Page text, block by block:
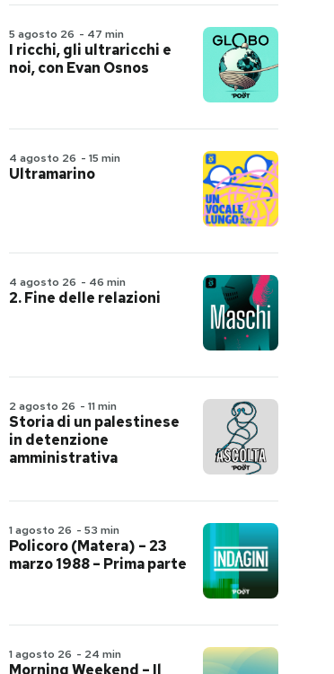
5 agosto 26 - 47 min
I ricchi, gli ultraricchi e
noi, con Evan Osnos
4 agosto 26 - 15 min
Ultramarino
4 agosto 26 - 46 min
2. Fine delle relazioni
2 agosto 26 - 11 min
Storia di un palestinese
in detenzione
amministrativa
1 agosto 26 - 53 min
Policoro (Matera) – 23
marzo 1988 – Prima parte
1 agosto 26 - 24 min
Morning Weekend – Il